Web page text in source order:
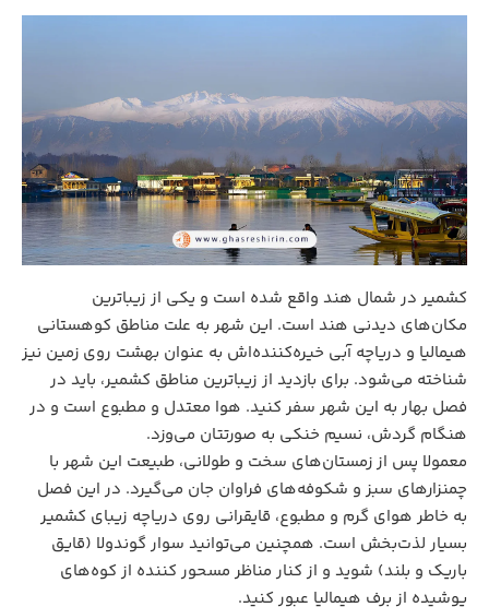
کشمیر در شمال هند واقع شده است و یکی از زیباترین
مکان‌های دیدنی هند است. این شهر به علت مناطق کوهستانی
هیمالیا و دریاچه آبی خیره‌کننده‌اش به عنوان بهشت روی زمین نیز
شناخته می‌شود. برای بازدید از زیباترین مناطق کشمیر، باید در
فصل بهار به این شهر سفر کنید. هوا معتدل و مطبوع است و در
هنگام گردش، نسیم خنکی به صورتتان می‌وزد.
معمولا پس از زمستان‌های سخت و طولانی، طبیعت این شهر با
چمنزارهای سبز و شکوفه‌های فراوان جان می‌گیرد. در این فصل
به خاطر هوای گرم و مطبوع، قایقرانی روی دریاچه زیبای کشمیر
بسیار لذت‌بخش است. همچنین می‌توانید سوار گوندولا (قایق
باریک و بلند) شوید و از کنار مناظر مسحور کننده از کوه‌های
پوشیده از برف هیمالیا عبور کنید.